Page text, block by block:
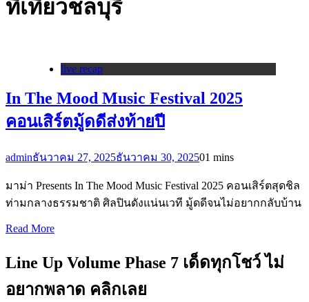
ที่เที่ยวชลบุรี
live recap
In The Mood Music Festival 2025
คอนเสิร์ตมู้ดดีส่งท้ายปี
adminธันวาคม 27, 2025ธันวาคม 30, 202501 mins
มาม่า Presents In The Mood Music Festival 2025 คอนเสิร์ตสุดชิล
ท่ามกลางธรรมชาติ ศิลปินดังแน่นเวที มู้ดดีจนไม่อยากกลับบ้าน
Read More
Line Up Volume Phase 7 เด็ดทุกโชว์ ไม่
อยากพลาด คลิกเลย